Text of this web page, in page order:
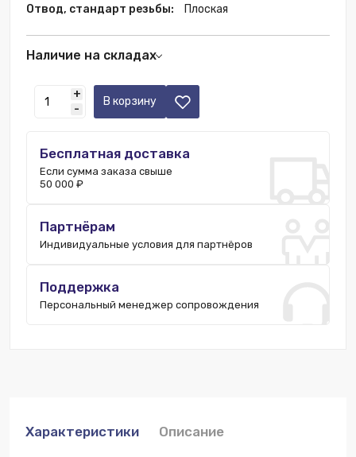
Отвод, стандарт резьбы:
Плоская
Наличие на складах
Краснодар:
25 шт.
Санкт-Петербург:9 шт.
+
-
В корзину
Бесплатная доставка
Если сумма заказа свыше
50 000 ₽
Партнёрам
Индивидуальные условия для партнёров
Поддержка
Персональный менеджер сопровождения
Характеристики Описание